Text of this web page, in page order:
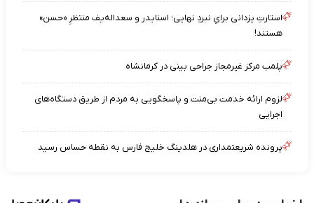
استارتِ یزدانی برایِ نبردِ نهایی؛ اسنایدر و سعداله‌یف منتظرِ «حسن»
هستند!
پلمب مرکز غیرمجاز جراحی بینی در کرمانشاه
لزوم ارائه خدمت بی‌منت و پاسخگویی به مردم از طریق دستگاه‌های
اجرایی
پرونده شریعتمداری در هلدینگ خلیج فارس به نقطه حساس رسید